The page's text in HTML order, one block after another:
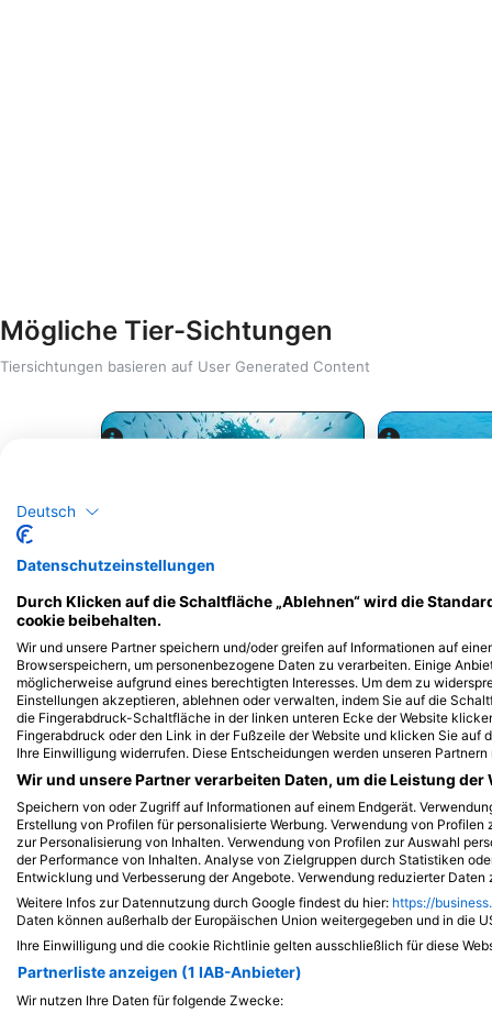
Mögliche Tier-Sichtungen
Tiersichtungen basieren auf User Generated Content
Lippfisch
1.8kSichtungen 1.5k
Dive Center, die diesen Tauchplatz
Deutsch
Datenschutzeinstellungen
Durch Klicken auf die Schaltfläche „Ablehnen“ wird die
cookie beibehalten.
Wir und unsere Partner speichern und/oder greifen auf Informationen auf
Browserspeichern, um personenbezogene Daten zu verarbeiten. Einige
möglicherweise aufgrund eines berechtigten Interesses. Um dem zu
Einstellungen akzeptieren, ablehnen oder verwalten, indem Sie auf die
die Fingerabdruck-Schaltfläche in der linken unteren Ecke der Website
Fingerabdruck oder den Link in der Fußzeile der Website und klicken Sie auf
Ihre Einwilligung widerrufen. Diese Entscheidungen werden unseren
Wir und unsere Partner verarbeiten Daten, um die Leistung
Speichern von oder Zugriff auf Informationen auf einem Endgerät.
Erstellung von Profilen für personalisierte Werbung. Verwendung von
zur Personalisierung von Inhalten. Verwendung von Profilen zur Auswahl
der Performance von Inhalten. Analyse von Zielgruppen durch Statistiken
Entwicklung und Verbesserung der Angebote. Verwendung reduzierter
Weitere Infos zur Datennutzung durch Google findest du hier: https://
Daten können außerhalb der Europäischen Union weitergegeben und in die
Ihre Einwilligung und die cookie Richtlinie gelten ausschließlich für diese
Partnerliste anzeigen (1 IAB-Anbieter)
Wir nutzen Ihre Daten für folgende Zwecke: